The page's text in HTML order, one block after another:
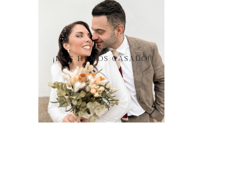
¡NOS HEMOS CASADO!